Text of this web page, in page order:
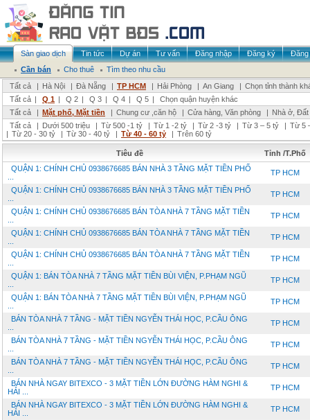
Sàn giao dịch Tin tức Dự án Tư vấn Đăng nhập Đăng ký
Đăng
Cần bán
Cho thuê
Tìm theo nhu cầu
Tất cả
| Hà Nội | Đà Nẵng | TP HCM | Hải Phòng | An Giang | Chọn tỉnh thành
Tất cả | Q 1 | Q 2 | Q 3 | Q 4 | Q 5 |
Chọn quận huyện khác
Tất cả
| Mặt phố, Mặt tiền | Chung cư ,căn hộ | Cửa hàng, Văn phòng | Nhà ở,
Tất cả
| Dưới 500 triệu | Từ 500 -1 tỷ | Từ 1 -2 tỷ | Từ 2 -3 tỷ | Từ 3 – 5 tỷ | Từ 5
| Từ 20 - 30 tỷ | Từ 30 - 40 tỷ | Từ 40 - 60 tỷ | Trên 60 tỷ
Tiêu đề
Tỉnh /T.Phố
QUẬN 1: CHÍNH CHỦ 0938676685 BÁN NHÀ 3 TẦNG MẶT TIỀN PHỐ
TP HCM
QUẬN 1: CHÍNH CHỦ 0938676685 BÁN NHÀ 3 TẦNG MẶT TIỀN PHỐ
TP HCM
QUẬN 1: CHÍNH CHỦ 0938676685 BÁN TÒA NHÀ 7 TẦNG MẶT TIỀN
TP HCM
QUẬN 1: CHÍNH CHỦ 0938676685 BÁN TÒA NHÀ 7 TẦNG MẶT TIỀN
TP HCM
QUẬN 1: CHÍNH CHỦ 0938676685 BÁN TÒA NHÀ 7 TẦNG MẶT TIỀN
TP HCM
QUẬN 1: BÁN TÒA NHÀ 7 TẦNG MẶT TIỀN BÙI VIỆN, P.PHẠM NGŨ
TP HCM
QUẬN 1: BÁN TÒA NHÀ 7 TẦNG MẶT TIỀN BÙI VIỆN, P.PHẠM NGŨ
TP HCM
BÁN TÒA NHÀ 7 TẦNG - MẶT TIỀN NGYỄN THÁI HỌC, P.CẦU ÔNG
TP HCM
BÁN TÒA NHÀ 7 TẦNG - MẶT TIỀN NGYỄN THÁI HỌC, P.CẦU ÔNG
TP HCM
BÁN TÒA NHÀ 7 TẦNG - MẶT TIỀN NGYỄN THÁI HỌC, P.CẦU ÔNG
TP HCM
BÁN NHÀ NGAY BITEXCO - 3 MẶT TIỀN LỚN ĐƯỜNG HÀM NGHI &
HẢI ...
TP HCM
BÁN NHÀ NGAY BITEXCO - 3 MẶT TIỀN LỚN ĐƯỜNG HÀM NGHI &
HẢI ...
TP HCM